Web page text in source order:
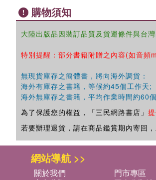
購物須知
大陸出版品因裝訂品質及貨運條件與台
特別提醒：部分書籍附贈之內容(如音頻
無現貨庫存之簡體書，將向海外調貨：
海外有庫存之書籍，等候約45個工作天;
海外無庫存之書籍，平均作業時間約60
為了保護您的權益，「三民網路書店」
若要辦理退貨，請在商品鑑賞期內寄回
網站導航 >>
關於我們 門市專區